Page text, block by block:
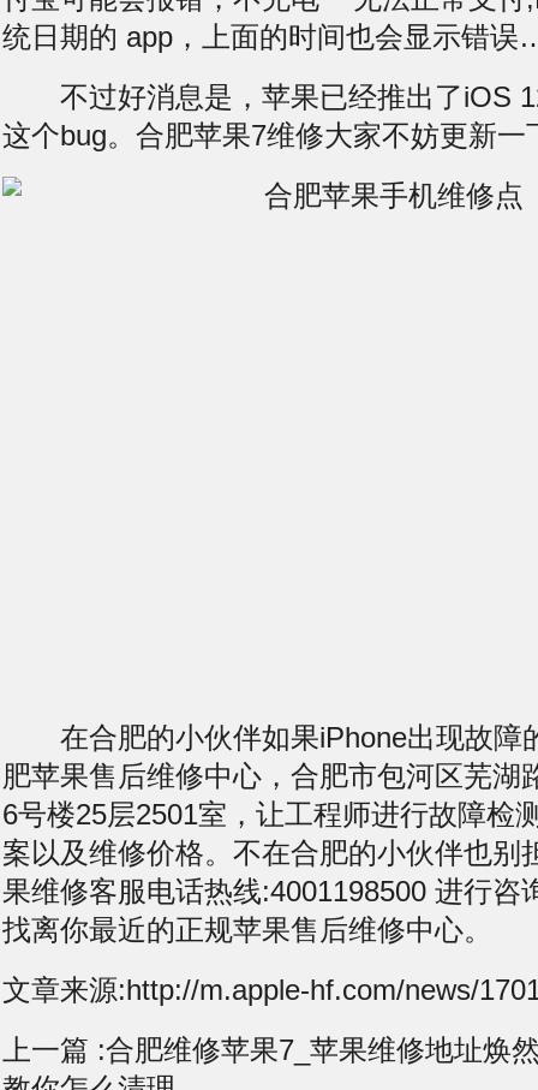
统日期的 app，上面的时间也会显示错
不过好消息是，苹果已经推出了iOS
这个bug。合肥苹果7维修大家不妨更新一
在合肥的小伙伴如果iPhone出现故障
肥苹果售后维修中心，合肥市包河区芜湖
6号楼25层2501室，让工程师进行故障检
案以及维修价格。不在合肥的小伙伴也别
果维修客服电话热线:4001198500 进行咨
找离你最近的正规苹果售后维修中心。
文章来源:http://m.apple-hf.com/news/
上一篇 :合肥维修苹果7_苹果维修地址焕